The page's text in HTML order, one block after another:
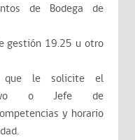
de Bodega de
gestión 19.25 u otro
que le solicite el
o Jefe de
y horario